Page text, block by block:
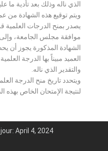
الذي ناله وذلك بعد تأدية ما
ويتم توقيع هذه الشهادة من
يصدر بمنح الدرجات العلمية
موافقة مجلس الجامعة،
الشهادة المذكورة يجوز أن
العميد مبيناً بها الدرجة
والتقدير الذي ناله.
ويتحدد تاريخ منح الدرجة
لنتيجة الإمتحان الخاص بهذه
April 4, 2024